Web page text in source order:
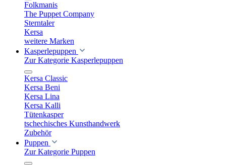
Folkmanis
The Puppet Company
Sterntaler
Kersa
weitere Marken
Kasperlepuppen
Zur Kategorie Kasperlepuppen
Kersa Classic
Kersa Beni
Kersa Lina
Kersa Kalli
Tütenkasper
tschechisches Kunsthandwerk
Zubehör
Puppen
Zur Kategorie Puppen